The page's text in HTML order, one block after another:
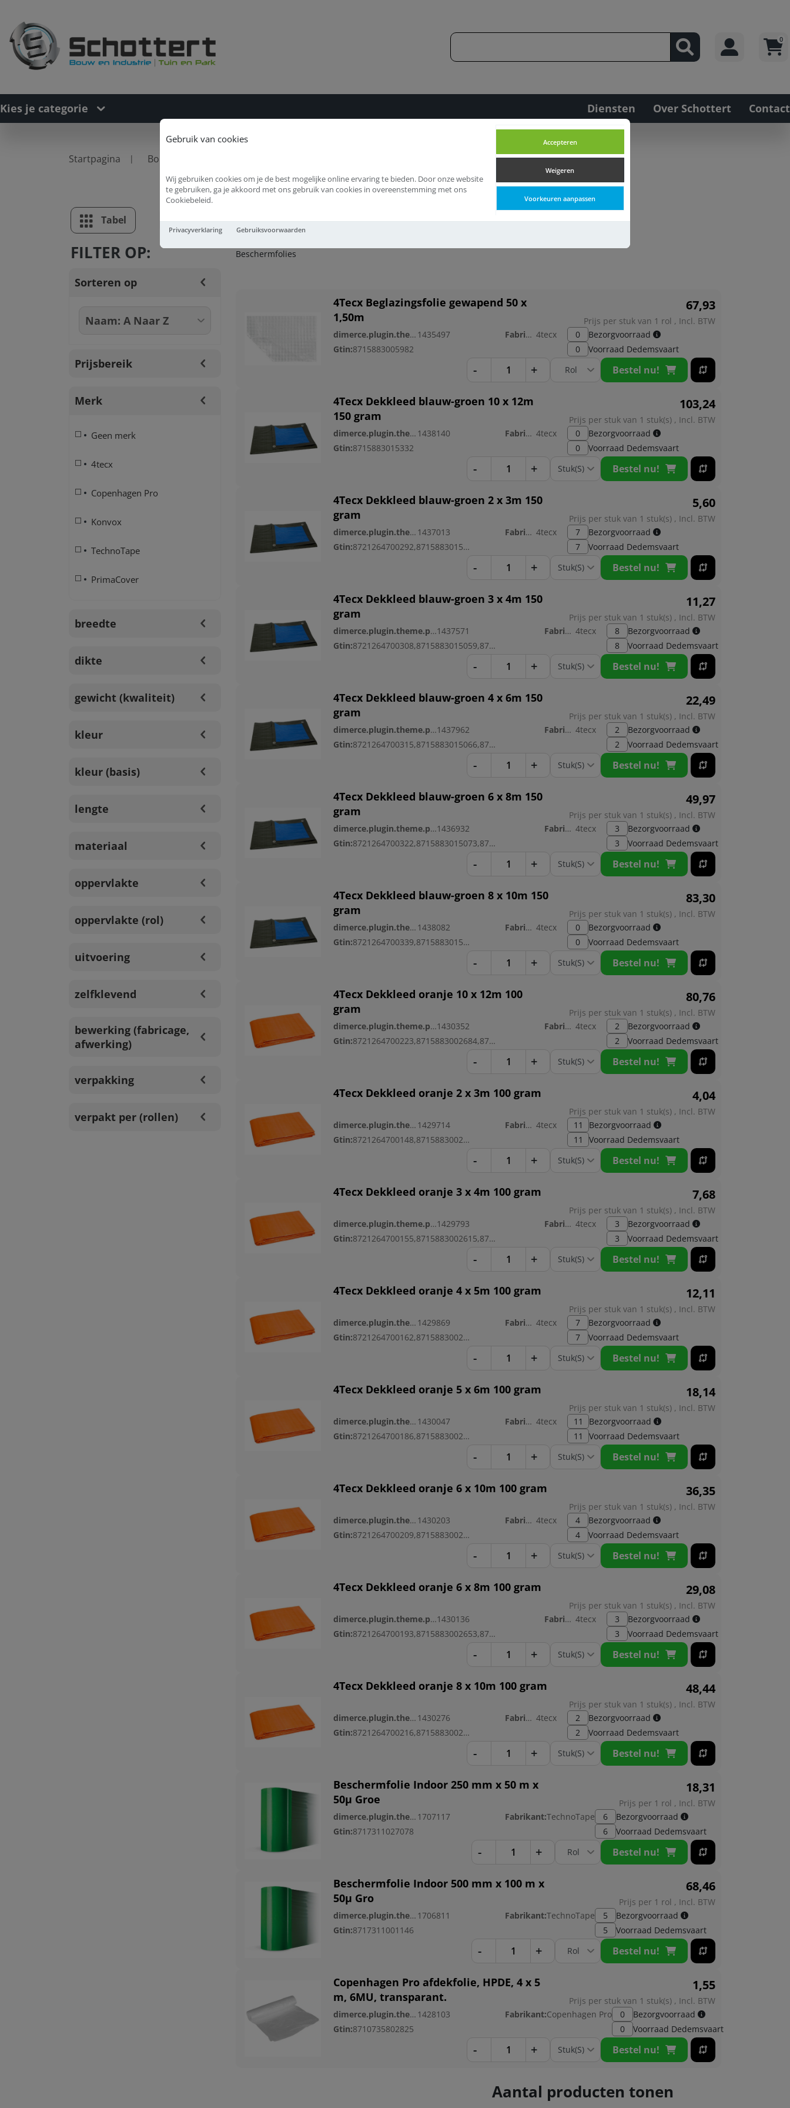
Gebruik van cookies
Wij gebruiken cookies om je de best mogelijke online ervaring te bieden. Door onze website
te gebruiken, ga je akkoord met ons gebruik van cookies in overeenstemming met ons
Cookiebeleid.
Accepteren
Weigeren
Voorkeuren aanpassen
Privacyverklaring Gebruiksvoorwaarden
0
Kies je categorie Diensten Over Schottert Contact
Startpagina Bouwproducten
Tabel Lijst
FILTER OP:
Sorteren op
Prijsbereik
Merk
Geen merk
4tecx
Copenhagen Pro
Konvox
TechnoTape
PrimaCover
breedte
dikte
gewicht (kwaliteit)
kleur
kleur (basis)
lengte
materiaal
oppervlakte
oppervlakte (rol)
uitvoering
zelfklevend
bewerking (fabricage,
afwerking)
verpakking
verpakt per (rollen)
Beschermfolies
Beschermfolies
4Tecx Beglazingsfolie gewapend 50 x
1,50m
67,93
Prijs per stuk van 1 rol , Incl. BTW
dimerce.plugin.theme.productnr: 1435497 Fabrikant: 4tecx
Gtin:8715883005982
0
Bezorgvoorraad
0
Voorraad Dedemsvaart
- + Bestel nu!
4Tecx Dekkleed blauw-groen 10 x 12m
150 gram
103,24
Prijs per stuk van 1 stuk(s) , Incl. BTW
dimerce.plugin.theme.productnr: 1438140 Fabrikant: 4tecx
Gtin:8715883015332
0
Bezorgvoorraad
0
Voorraad Dedemsvaart
- + Bestel nu!
4Tecx Dekkleed blauw-groen 2 x 3m 150
gram
5,60
Prijs per stuk van 1 stuk(s) , Incl. BTW
dimerce.plugin.theme.productnr: 1437013 Fabrikant: 4tecx
Gtin:
8721264700292,8715883015042
7
Bezorgvoorraad
7
Voorraad Dedemsvaart
- + Bestel nu!
4Tecx Dekkleed blauw-groen 3 x 4m 150
gram
11,27
Prijs per stuk van 1 stuk(s) , Incl. BTW
dimerce.plugin.theme.productnr:1437571 Fabrikant: 4tecx
Gtin:
8721264700308,8715883015059,8721264700520
8
Bezorgvoorraad
8
Voorraad Dedemsvaart
- + Bestel nu!
4Tecx Dekkleed blauw-groen 4 x 6m 150
gram
22,49
Prijs per stuk van 1 stuk(s) , Incl. BTW
dimerce.plugin.theme.productnr:1437962 Fabrikant: 4tecx
Gtin:
8721264700315,8715883015066,8721264700537
2
Bezorgvoorraad
2
Voorraad Dedemsvaart
- + Bestel nu!
4Tecx Dekkleed blauw-groen 6 x 8m 150
gram
49,97
Prijs per stuk van 1 stuk(s) , Incl. BTW
dimerce.plugin.theme.productnr:1436932 Fabrikant: 4tecx
Gtin:
8721264700322,8715883015073,8721264700544
3
Bezorgvoorraad
3
Voorraad Dedemsvaart
- + Bestel nu!
4Tecx Dekkleed blauw-groen 8 x 10m 150
gram
83,30
Prijs per stuk van 1 stuk(s) , Incl. BTW
dimerce.plugin.theme.productnr: 1438082 Fabrikant: 4tecx
Gtin:
8721264700339,8715883015080
0
Bezorgvoorraad
0
Voorraad Dedemsvaart
- + Bestel nu!
4Tecx Dekkleed oranje 10 x 12m 100
gram
80,76
Prijs per stuk van 1 stuk(s) , Incl. BTW
dimerce.plugin.theme.productnr:1430352 Fabrikant: 4tecx
Gtin:
8721264700223,8715883002684,8721264700506
2
Bezorgvoorraad
2
Voorraad Dedemsvaart
- + Bestel nu!
4Tecx Dekkleed oranje 2 x 3m 100 gram 4,04
Prijs per stuk van 1 stuk(s) , Incl. BTW
dimerce.plugin.theme.productnr: 1429714 Fabrikant: 4tecx
Gtin:
8721264700148,8715883002608
11
Bezorgvoorraad
11
Voorraad Dedemsvaart
- + Bestel nu!
4Tecx Dekkleed oranje 3 x 4m 100 gram 7,68
Prijs per stuk van 1 stuk(s) , Incl. BTW
dimerce.plugin.theme.productnr:1429793 Fabrikant: 4tecx
Gtin:
8721264700155,8715883002615,8721264700438
3
Bezorgvoorraad
3
Voorraad Dedemsvaart
- + Bestel nu!
4Tecx Dekkleed oranje 4 x 5m 100 gram 12,11
Prijs per stuk van 1 stuk(s) , Incl. BTW
dimerce.plugin.theme.productnr: 1429869 Fabrikant: 4tecx
Gtin:
8721264700162,8715883002622
7
Bezorgvoorraad
7
Voorraad Dedemsvaart
- + Bestel nu!
4Tecx Dekkleed oranje 5 x 6m 100 gram 18,14
Prijs per stuk van 1 stuk(s) , Incl. BTW
dimerce.plugin.theme.productnr: 1430047 Fabrikant: 4tecx
Gtin:
8721264700186,8715883002646
11
Bezorgvoorraad
11
Voorraad Dedemsvaart
- + Bestel nu!
4Tecx Dekkleed oranje 6 x 10m 100 gram 36,35
Prijs per stuk van 1 stuk(s) , Incl. BTW
dimerce.plugin.theme.productnr: 1430203 Fabrikant: 4tecx
Gtin:
8721264700209,8715883002660
4
Bezorgvoorraad
4
Voorraad Dedemsvaart
- + Bestel nu!
4Tecx Dekkleed oranje 6 x 8m 100 gram 29,08
Prijs per stuk van 1 stuk(s) , Incl. BTW
dimerce.plugin.theme.productnr:1430136 Fabrikant: 4tecx
Gtin:
8721264700193,8715883002653,8721264700476
3
Bezorgvoorraad
3
Voorraad Dedemsvaart
- + Bestel nu!
4Tecx Dekkleed oranje 8 x 10m 100 gram 48,44
Prijs per stuk van 1 stuk(s) , Incl. BTW
dimerce.plugin.theme.productnr: 1430276 Fabrikant: 4tecx
Gtin:
8721264700216,8715883002677
2
Bezorgvoorraad
2
Voorraad Dedemsvaart
- + Bestel nu!
Beschermfolie Indoor 250 mm x 50 m x
50µ Groe
18,31
Prijs per 1 rol , Incl. BTW
dimerce.plugin.theme.productnr: 1707117 Fabrikant:TechnoTape
Gtin:8717311027078
6
Bezorgvoorraad
6
Voorraad Dedemsvaart
- + Bestel nu!
Beschermfolie Indoor 500 mm x 100 m x
50µ Gro
68,46
Prijs per 1 rol , Incl. BTW
dimerce.plugin.theme.productnr: 1706811 Fabrikant:TechnoTape
Gtin:8717311001146
5
Bezorgvoorraad
5
Voorraad Dedemsvaart
- + Bestel nu!
Copenhagen Pro afdekfolie, HPDE, 4 x 5
m, 6MU, transparant.
1,55
Prijs per stuk van 1 stuk(s) , Incl. BTW
dimerce.plugin.theme.productnr: 1428103 Fabrikant:Copenhagen Pro
Gtin:8710735802825
0
Bezorgvoorraad
0
Voorraad Dedemsvaart
- + Bestel nu!
Aantal producten tonen